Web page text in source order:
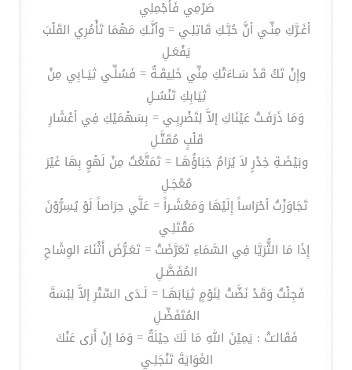
صَرْمِي فَأَجْمِلِي
أغَـرَّكِ مِنِّـي أنَّ حُبَّـكِ قَاتِلِـي = وأنَّـكِ مَهْمَا تَأْمُرِي القَلْبَ
يَفْعَـلِ
وإِنْ تَكُ قَدْ سَـاءَتْكِ مِنِّي خَلِيقَـةٌ = فَسُلِّـي ثِيَـابِي مِنْ
ثِيَابِكِ تَنْسُـلِ
وَمَا ذَرَفَـتْ عَيْنَاكِ إلاَّ لِتَضْرِبِـي = بِسَهْمَيْكِ فِي أعْشَارِ
قَلْبٍ مُقَتَّـلِ
وبَيْضَـةِ خِدْرٍ لاَ يُرَامُ خِبَاؤُهَـا = تَمَتَّعْتُ مِنْ لَهْوٍ بِهَا غَيْرَ
مُعْجَـلِ
تَجَاوَزْتُ أحْرَاساً إِلَيْهَا وَمَعْشَـراً = عَلَّي حِرَاصاً لَوْ يُسِرُّوْنَ
مَقْتَلِـي
إِذَا مَا الثُّرَيَّا فِي السَّمَاءِ تَعَرَّضَتْ = تَعَـرُّضَ أَثْنَاءَ الوِشَاحِ
المُفَصَّـلِ
فَجِئْتُ وَقَدْ نَضَّتْ لِنَوْمٍ ثِيَابَهَـا = لَـدَى السِّتْرِ إلاَّ لِبْسَةَ
المُتَفَضِّـلِ
فَقَالـَتْ : يَمِيْنَ اللهِ مَا لَكَ حِيْلَةٌ = وَمَا إِنْ أَرَى عَنْكَ
الغَوَايَةَ تَنْجَلِـي